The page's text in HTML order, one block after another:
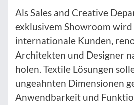
Als Sales and Creative
exklusivem Showroom wird
internationale Kunden,
Architekten und Designer
holen. Textile Lösungen
ungeahnten Dimensionen
Anwendbarkeit und